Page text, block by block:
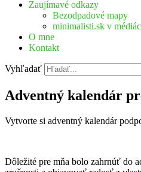
Zaujímavé odkazy
Bezodpadové mapy
minimalisti.sk v
O mne
Kontakt
Vyhľadať
Adventný kalendár
Vytvorte si adventný kalendár
Dôležité pre mňa bolo zahrnúť do